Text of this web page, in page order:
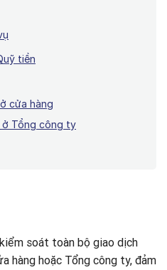
tiền
cửa hàng
ở Tổng công ty
soát toàn bộ giao dịch
hàng hoặc Tổng công ty, đảm